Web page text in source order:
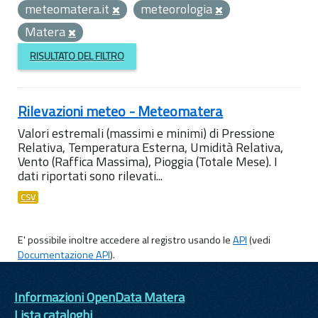
meteomatera.it
meteorologia
Matera
RISULTATO DEL FILTRO
Rilevazioni meteo - Meteomatera
Valori estremali (massimi e minimi) di Pressione
Relativa, Temperatura Esterna, Umidità Relativa,
Vento (Raffica Massima), Pioggia (Totale Mese). I
dati riportati sono rilevati...
CSV
E' possibile inoltre accedere al registro usando leAPI(vedi
Documentazione API).
Informazioni OpenData Matera